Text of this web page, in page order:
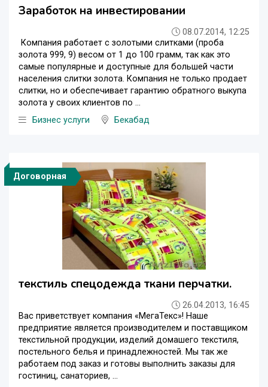
Заработок на инвестировании
08.07.2014, 12:25
Компания работает с золотыми слитками (проба
золота 999, 9) весом от 1 до 100 грамм, так как это
самые популярные и доступные для большей части
населения слитки золота. Компания не только продает
слитки, но и обеспечивает гарантию обратного выкупа
золота у своих клиентов по ...
Бизнес услуги
Бекабад
Договорная
текстиль спецодежда ткани перчатки.
26.04.2013, 16:45
Вас приветствует компания «МегаТекс»! Наше
предприятие является производителем и поставщиком
текстильной продукции, изделий домашего текстиля,
постельного белья и принадлежностей. Мы так же
работаем под заказ и готовы выполнить заказы для
гостиниц, санаториев, ...